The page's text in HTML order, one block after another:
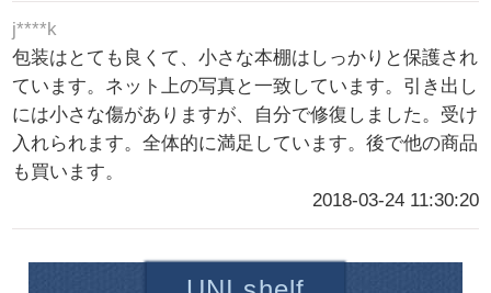
j****k
包装はとても良くて、小さな本棚はしっかりと保護され
ています。ネット上の写真と一致しています。引き出し
には小さな傷がありますが、自分で修復しました。受け
入れられます。全体的に満足しています。後で他の商品
も買います。
2018-03-24 11:30:20